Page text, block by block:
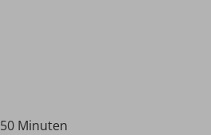
50 Minuten